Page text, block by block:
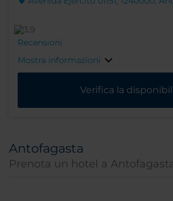
Recensioni
Mostra informazioni
Verifica la
Antofagasta
Prenota un hotel a